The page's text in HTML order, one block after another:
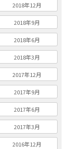
2018年12月
2018年9月
2018年6月
2018年3月
2017年12月
2017年9月
2017年6月
2017年3月
2016年12月